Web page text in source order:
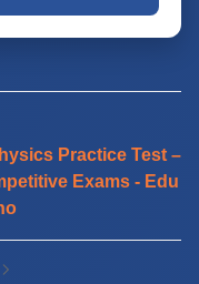
Practice Test –
Exams - Edu